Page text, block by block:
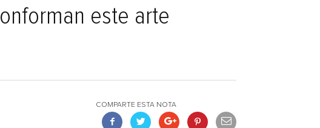
este arte
COMPARTE ESTA NOTA